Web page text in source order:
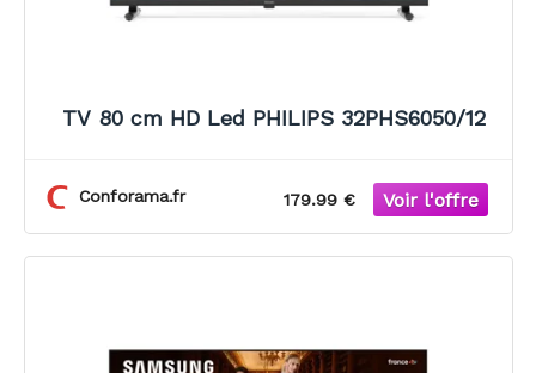
TV 80 cm HD Led PHILIPS 32PHS6050/12
Conforama.fr 179.99 €